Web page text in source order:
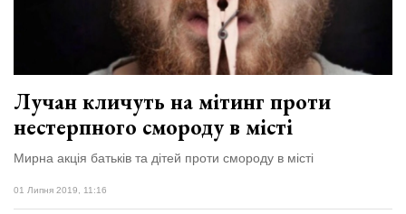
XIX
Спартакіада
VolWe...
29 Липня 2026
571 переглядів
Персона
Лайф
Афіша
Лучан кличуть на мітинг проти
нестерпного смороду в місті
Мирна акція батьків та дітей проти смороду в місті
01 Липня 2019, 11:16